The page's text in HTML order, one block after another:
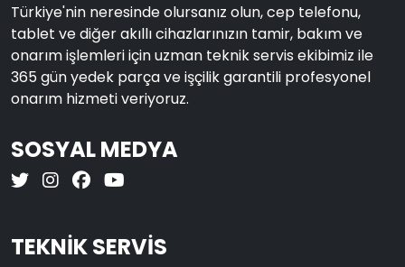
Türkiye'nin neresinde olursanız olun, cep telefonu,
tablet ve diğer akıllı cihazlarınızın tamir, bakım ve
onarım işlemleri için uzman teknik servis ekibimiz ile
365 gün yedek parça ve işçilik garantili profesyonel
onarım hizmeti veriyoruz.
SOSYAL MEDYA
TEKNİK SERVİS